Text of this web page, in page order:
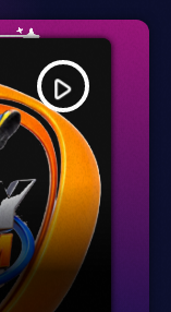
play_arrow